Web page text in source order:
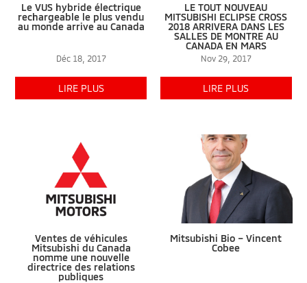
Le VUS hybride électrique
rechargeable le plus vendu
au monde arrive au Canada
Déc 18, 2017
LIRE PLUS
Ventes de véhicules
Mitsubishi du Canada
nomme une nouvelle
directrice des relations
publiques
LE TOUT NOUVEAU
MITSUBISHI ECLIPSE CROSS
2018 ARRIVERA DANS LES
SALLES DE MONTRE AU
CANADA EN MARS
Nov 29, 2017
LIRE PLUS
Mitsubishi Bio – Vincent
Cobee